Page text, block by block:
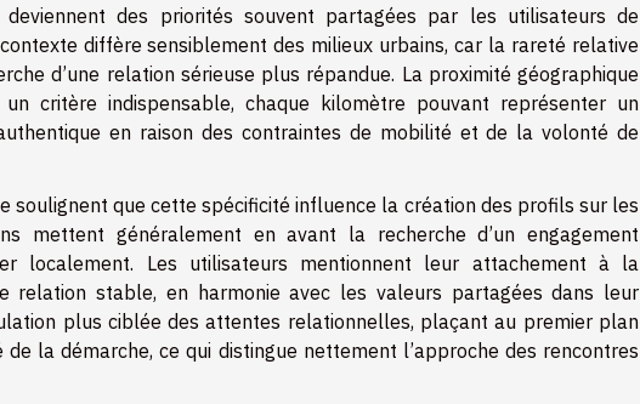
des priorités souvent partagées par les utilisateurs de
diffère sensiblement des milieux urbains, car la rareté relative
d’une relation sérieuse plus répandue. La proximité géographique
critère indispensable, chaque kilomètre pouvant représenter un
en raison des contraintes de mobilité et de la volonté de
soulignent que cette spécificité influence la création des profils sur les
mettent généralement en avant la recherche d’un engagement
localement. Les utilisateurs mentionnent leur attachement à la
relation stable, en harmonie avec les valeurs partagées dans leur
plus ciblée des attentes relationnelles, plaçant au premier plan
la démarche, ce qui distingue nettement l’approche des rencontres